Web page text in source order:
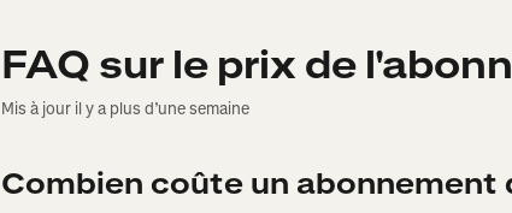
FAQ sur le prix de
Mis à jour il y a plus d’une semaine
Combien coûte un abonnement